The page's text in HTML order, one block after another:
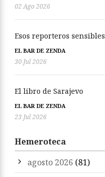
02 Ago 2026
Esos reporteros sensibles
EL BAR DE ZENDA
30 Jul 2026
El libro de Sarajevo
EL BAR DE ZENDA
23 Jul 2026
Hemeroteca
agosto 2026 (81)